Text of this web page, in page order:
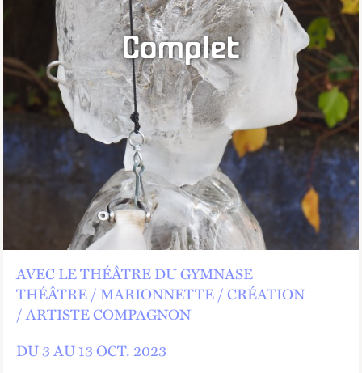
AVEC LE THÉÂTRE DU GYMNASE
THÉÂTRE MARIONNETTE CRÉATION
ARTISTE COMPAGNON
DU 3 AU13OCT. 2023
Complet